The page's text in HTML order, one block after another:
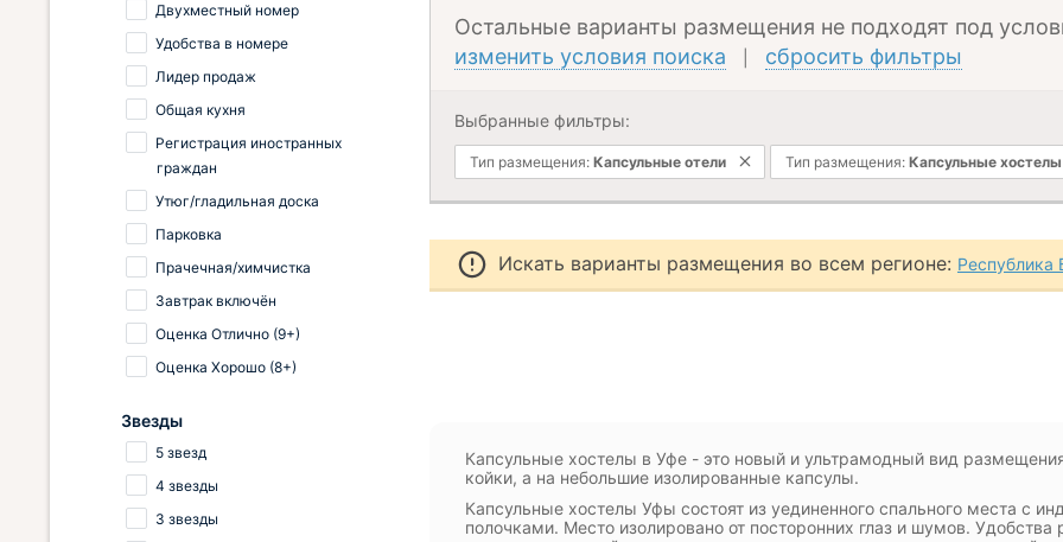
Остальные варианты размещения не подходят под
изменить условия поиска
сбросить фильтры
Выбранные фильтры:
Тип размещения: Капсульные отели Тип размещения: Капсульные хостелы
Искать варианты размещения во всем регионе: Республика
Капсульные хостелы в Уфе - это новый и ультрамодный вид
койки, а на небольшие изолированные капсулы.
Капсульные хостелы Уфы состоят из уединенного спального места с
полочками. Место изолировано от посторонних глаз и шумов.
Двухместный номер
Удобства в номере
Лидер продаж
Общая кухня
Регистрация иностранных
граждан
Утюг/гладильная доска
Парковка
Прачечная/химчистка
Завтрак включён
Оценка Отлично (9+)
Оценка Хорошо (8+)
Звезды
5 звезд
4 звезды
3 звезды